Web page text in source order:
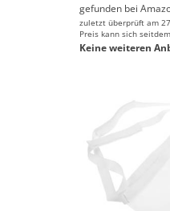
gefunden bei
zuletzt überprüft am
Preis kann sich
Keine weiteren